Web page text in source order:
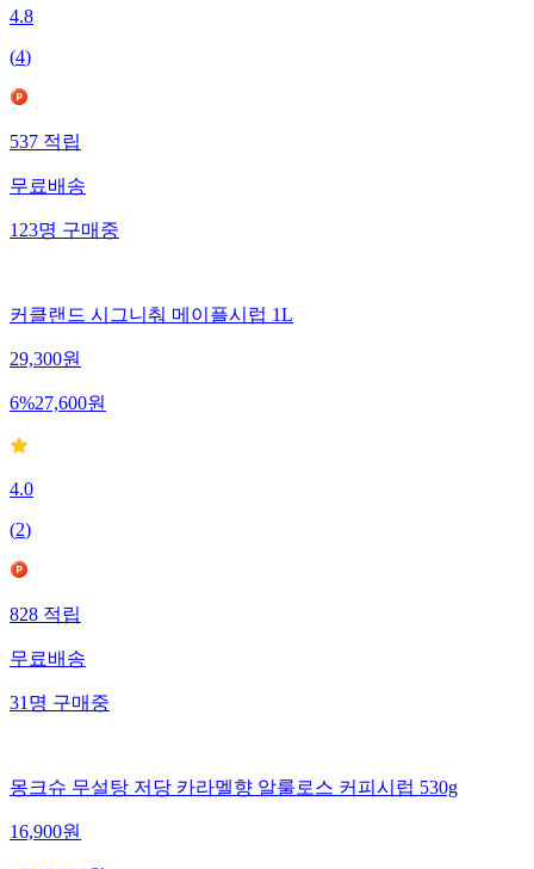
4.8
(4)
537적립
무료배송
123명구매중
커클랜드 시그니춰 메이플시럽 1L
29,300원
6%27,600원
4.0
(2)
828적립
무료배송
31명구매중
몽크슈 무설탕 저당 카라멜향 알룰로스 커피시럽 530g
16,900원